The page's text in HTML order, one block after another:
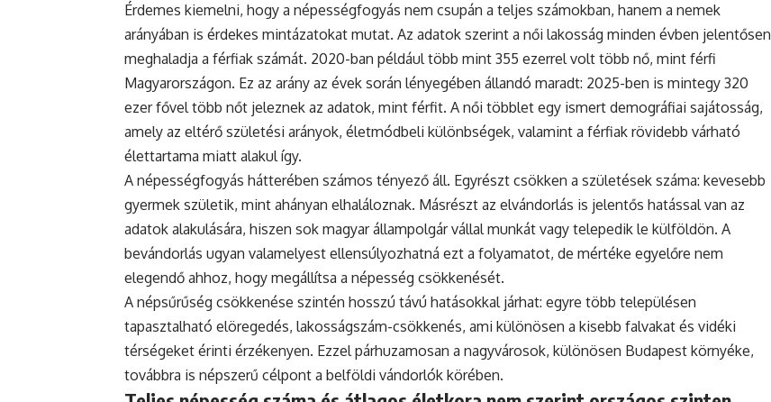
Érdemes kiemelni, hogy a népességfogyás nem csupán a teljes számokban, hanem a nemek
arányában is érdekes mintázatokat mutat. Az adatok szerint a női lakosság minden évben jelentősen
meghaladja a férfiak számát. 2020-ban például több mint 355 ezerrel volt több nő, mint férfi
Magyarországon. Ez az arány az évek során lényegében állandó maradt: 2025-ben is mintegy 320
ezer fővel több nőt jeleznek az adatok, mint férfit. A női többlet egy ismert demográfiai sajátosság,
amely az eltérő születési arányok, életmódbeli különbségek, valamint a férfiak rövidebb várható
élettartama miatt alakul így.
A népességfogyás hátterében számos tényező áll. Egyrészt csökken a születések száma: kevesebb
gyermek születik, mint ahányan elhaláloznak. Másrészt az elvándorlás is jelentős hatással van az
adatok alakulására, hiszen sok magyar állampolgár vállal munkát vagy telepedik le külföldön. A
bevándorlás ugyan valamelyest ellensúlyozhatná ezt a folyamatot, de mértéke egyelőre nem
elegendő ahhoz, hogy megállítsa a népesség csökkenését.
A népsűrűség csökkenése szintén hosszú távú hatásokkal járhat: egyre több településen
tapasztalható elöregedés, lakosságszám-csökkenés, ami különösen a kisebb falvakat és vidéki
térségeket érinti érzékenyen. Ezzel párhuzamosan a nagyvárosok, különösen Budapest környéke,
továbbra is népszerű célpont a belföldi vándorlók körében.